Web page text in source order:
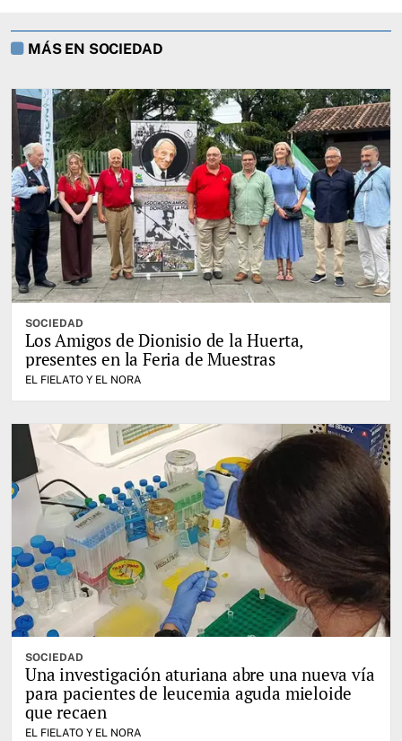
MÁS EN SOCIEDAD
SOCIEDAD
Los Amigos de Dionisio de la Huerta,
presentes en la Feria de Muestras
EL FIELATO Y EL NORA
SOCIEDAD
Una investigación aturiana abre una nueva vía
para pacientes de leucemia aguda mieloide
que recaen
EL FIELATO Y EL NORA